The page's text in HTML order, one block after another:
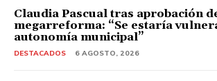
Claudia Pascual tras aprobación
megarreforma: “Se estaría
autonomía municipal”
DESTACADOS 6 AGOSTO, 2026